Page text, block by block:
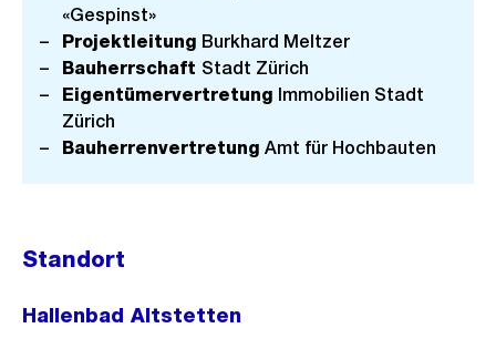
«Gespinst»
Projektleitung Burkhard Meltzer
Bauherrschaft Stadt Zürich
Eigentümervertretung Immobilien Stadt
Zürich
Bauherrenvertretung Amt für Hochbauten
Standort
Hallenbad Altstetten